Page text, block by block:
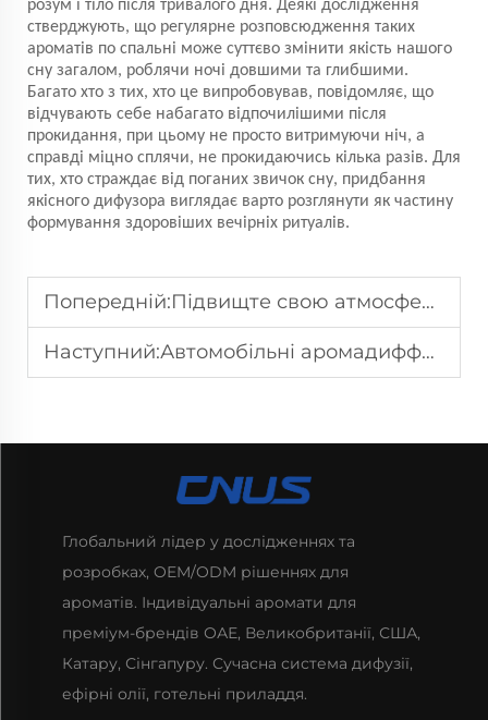
розум і тіло після тривалого дня. Деякі дослідження
стверджують, що регулярне розповсюдження таких
ароматів по спальні може суттєво змінити якість нашого
сну загалом, роблячи ночі довшими та глибшими.
Багато хто з тих, хто це випробовував, повідомляє, що
відчувають себе набагато відпочилішими після
прокидання, при цьому не просто витримуючи ніч, а
справді міцно сплячи, не прокидаючись кілька разів. Для
тих, хто страждає від поганих звичок сну, придбання
якісного дифузора виглядає варто розглянути як частину
формування здоровіших вечірніх ритуалів.
Попередній:Підвищте свою атмосферу: Сила аромадифузорів для дому
Наступний:Автомобільні аромадиффузори: легко освіжуйте свій автомобіль
Глобальний лідер у дослідженнях та
розробках, OEM/ODM рішеннях для
ароматів. Індивідуальні аромати для
преміум-брендів ОАЕ, Великобританії, США,
Катару, Сінгапуру. Сучасна система дифузії,
ефірні олії, готельні приладдя.